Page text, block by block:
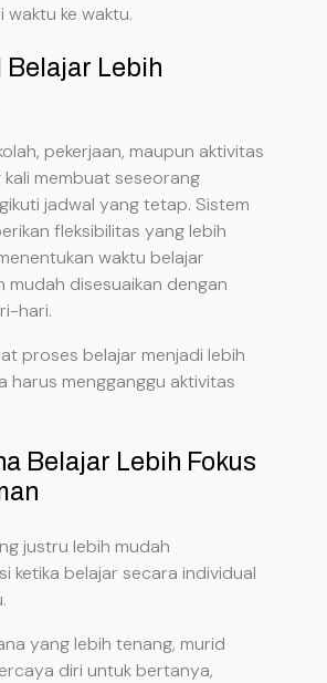
waktu ke waktu.
Belajar Lebih
pekerjaan, maupun aktivitas
kali membuat seseorang
jadwal yang tetap. Sistem
fleksibilitas yang lebih
waktu belajar
mudah disesuaikan dengan
hari.
proses belajar menjadi lebih
harus mengganggu aktivitas
Belajar Lebih Fokus
justru lebih mudah
ketika belajar secara individual
yang lebih tenang, murid
diri untuk bertanya,